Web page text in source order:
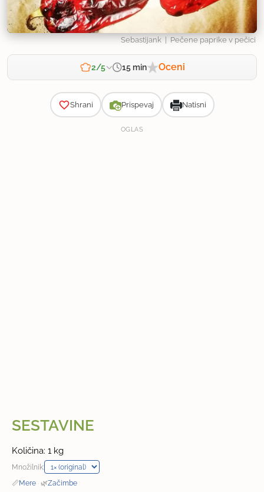
Sebastijank | Pečene paprike v pečici
2/5 15 min Oceni
Shrani Prispevaj Natisni
OGLAS
SESTAVINE
Količina: 1 kg
Množilnik:
📏Mere · 🌿Začimbe